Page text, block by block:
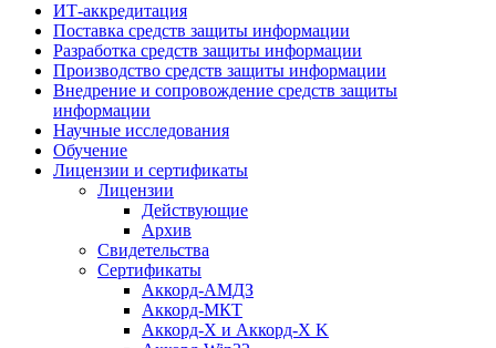
ИТ-аккредитация
Поставка средств защиты информации
Разработка средств защиты информации
Производство средств защиты информации
Внедрение и сопровождение средств защиты
информации
Научные исследования
Обучение
Лицензии и сертификаты
Лицензии
Действующие
Архив
Свидетельства
Сертификаты
Аккорд-АМДЗ
Аккорд-МКТ
Аккорд-Х и Аккорд-Х K